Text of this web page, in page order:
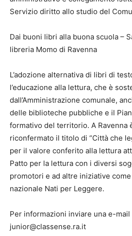
Servizio diritto allo studio del
Dai buoni libri alla buona scuola –
libreria Momo di Ravenna
L’adozione alternativa di libri di
l’educazione alla lettura, che è
dall’Amministrazione comunale,
delle biblioteche pubbliche e il
formativo del territorio. A Ravenna
riconfermato il titolo di “Città che
per il valore conferito alla lettura
Patto per la lettura con i diversi
promotori e ad altre iniziative
nazionale Nati per Leggere.
Per informazioni inviare una e-mail
junior@classense.ra.it